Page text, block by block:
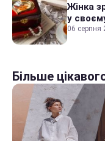
Жінка
у
06 серпня
Більше